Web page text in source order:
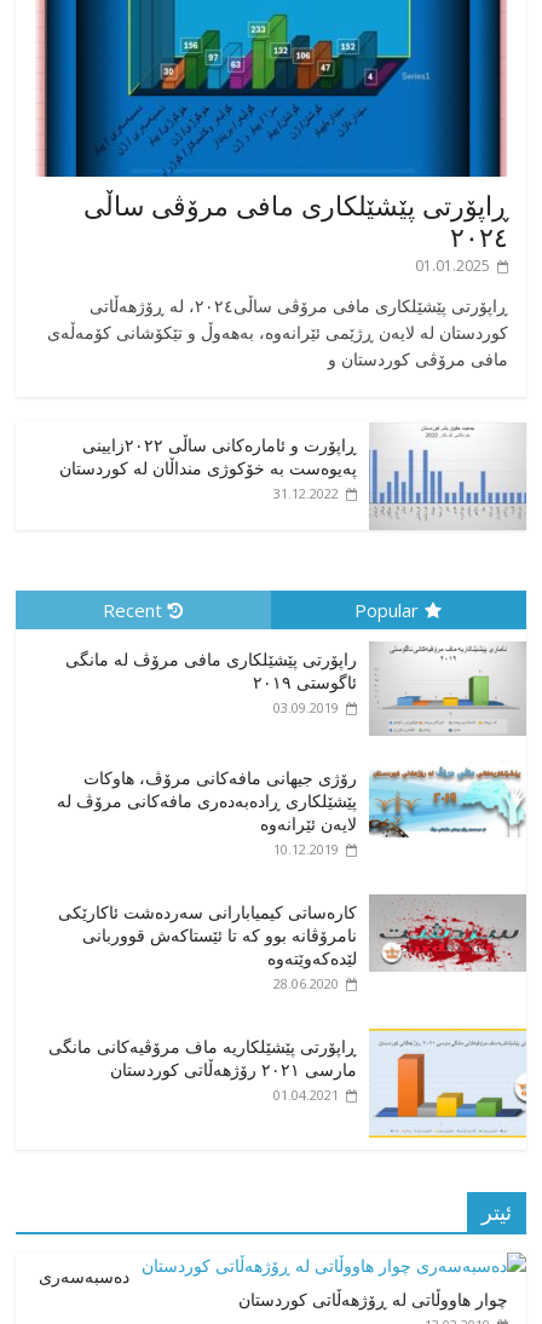
ڕاپۆرتی پێشێلکاری مافی مرۆڤی ساڵی
٢٠٢٤
01.01.2025
‎ڕاپۆرتی پێشێلکاری مافی مرۆڤی ساڵی٢٠٢٤، له ڕۆژهەڵاتی
کوردستان له لایەن ڕژێمی ئێرانەوە، بە‎هەوڵ و تێکۆشانی کۆمەڵەی
مافی مرۆڤی کوردستان و
ڕاپۆرت و ئامارەکانی ساڵی ٢٠٢٢زایینی
پەیوەست بە خۆکوژی منداڵان لە کوردستان
31.12.2022
Popular
Recent
راپۆرتی پێشێلكاری مافی مرۆڤ له‌ مانگی
ئاگوستی ٢٠١٩
03.09.2019
رۆژی جیهانی مافەکانی مرۆڤ، هاوکات
پێشێلکاری ڕادەبەدەری مافەکانی مرۆڤ لە
لایەن ئێرانەوە
10.12.2019
کارەساتی کیمیابارانی سەردەشت ئاکارێکی
نامرۆڤانە بوو کە تا ئێستاکەش قووربانی
لێدەکەوێتەوە
28.06.2020
ڕاپۆرتی پێشێلکاریە ماف مرۆڤیەکانی مانگی
مارسی ٢٠٢١ رۆژهەڵاتی کوردستان
01.04.2021
ئیتر
دەسبەسەری
چوار هاووڵاتی لە ڕۆژهەڵاتی کوردستان